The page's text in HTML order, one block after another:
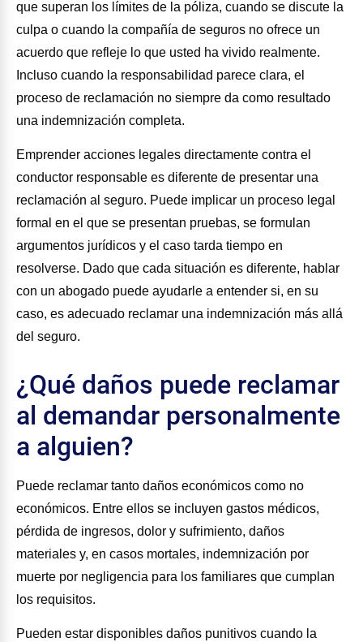
que superan los límites de la póliza, cuando se discute la
culpa o cuando la compañía de seguros no ofrece un
acuerdo que refleje lo que usted ha vivido realmente.
Incluso cuando la responsabilidad parece clara, el
proceso de reclamación no siempre da como resultado
una indemnización completa.
Emprender acciones legales directamente contra el
conductor responsable es diferente de presentar una
reclamación al seguro. Puede implicar un proceso legal
formal en el que se presentan pruebas, se formulan
argumentos jurídicos y el caso tarda tiempo en
resolverse. Dado que cada situación es diferente, hablar
con un abogado puede ayudarle a entender si, en su
caso, es adecuado reclamar una indemnización más allá
del seguro.
¿Qué daños puede reclamar
al demandar personalmente
a alguien?
Puede reclamar tanto daños económicos como no
económicos. Entre ellos se incluyen gastos médicos,
pérdida de ingresos, dolor y sufrimiento, daños
materiales y, en casos mortales, indemnización por
muerte por negligencia para los familiares que cumplan
los requisitos.
Pueden estar disponibles daños punitivos cuando la